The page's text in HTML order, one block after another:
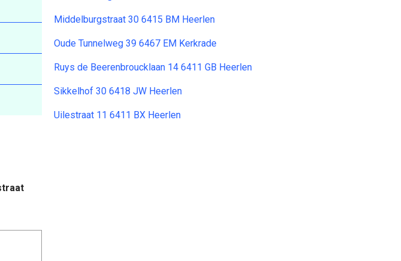
Middelburgstraat 30 6415 BM Heerlen
Oude Tunnelweg 39 6467 EM Kerkrade
Ruys de Beerenbroucklaan 14 6411 GB Heerlen
Sikkelhof 30 6418 JW Heerlen
Uilestraat 11 6411 BX Heerlen